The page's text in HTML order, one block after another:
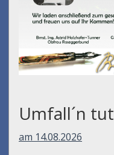
Umfall´n tut
am 14.08.2026